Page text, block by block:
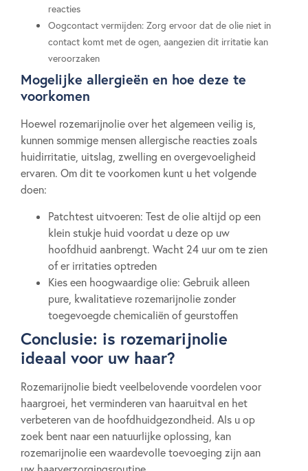
reacties
Oogcontact vermijden: Zorg ervoor dat de olie niet in
contact komt met de ogen, aangezien dit irritatie kan
veroorzaken
Mogelijke allergieën en hoe deze te
voorkomen
Hoewel rozemarijnolie over het algemeen veilig is,
kunnen sommige mensen allergische reacties zoals
huidirritatie, uitslag, zwelling en overgevoeligheid
ervaren. Om dit te voorkomen kunt u het volgende
doen:
Patchtest uitvoeren: Test de olie altijd op een
klein stukje huid voordat u deze op uw
hoofdhuid aanbrengt. Wacht 24 uur om te zien
of er irritaties optreden
Kies een hoogwaardige olie: Gebruik alleen
pure, kwalitatieve rozemarijnolie zonder
toegevoegde chemicaliën of geurstoffen
Conclusie: is rozemarijnolie
ideaal voor uw haar?
Rozemarijnolie biedt veelbelovende voordelen voor
haargroei, het verminderen van haaruitval en het
verbeteren van de hoofdhuidgezondheid. Als u op
zoek bent naar een natuurlijke oplossing, kan
rozemarijnolie een waardevolle toevoeging zijn aan